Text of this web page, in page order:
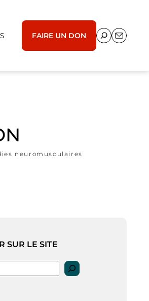
FAIRE UN DON
neuromusculaires
SUR LE SITE